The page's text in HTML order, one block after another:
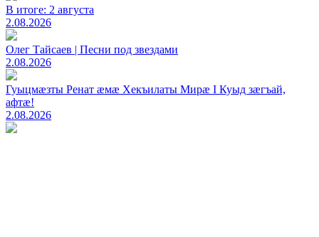
В итоге: 2 августа
2.08.2026
Олег Тайсаев | Песни под звездами
2.08.2026
Гуыцмӕзты Ренат ӕмӕ Хекъилаты Мирӕ I Куыд зӕгъай,
афтӕ!
2.08.2026